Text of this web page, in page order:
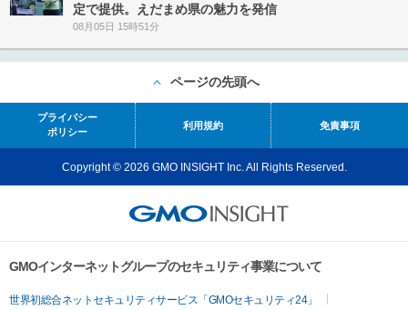
定で提供。えだまめ県の魅力を発信
08月05日 15時51分
ページの先頭へ
プライバシー
ポリシー
利用規約 免責事項
Copyright © 2026 GMO INSIGHT Inc. All Rights Reserved.
GMOインターネットグループのセキュリティ事業について
世界初総合ネットセキュリティサービス「GMOセキュリティ24」